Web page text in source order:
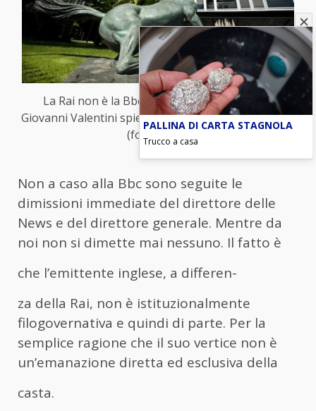
La Rai non è la Bbc, cantava Renzo Afbore e
Giovanni Valentini spiega perché – blitzquotidiano.it
(foto ANSA)
Non a caso alla Bbc sono seguite le
dimissioni immediate del direttore delle
News e del direttore generale. Mentre da
noi non si dimette mai nessuno. Il fatto è
che l’emittente inglese, a differen-
za della Rai, non è istituzionalmente
filogovernativa e quindi di parte. Per la
semplice ragione che il suo vertice non è
un’emanazione diretta ed esclusiva della
casta.
PALLINA DI CARTA STAGNOLA
Trucco a casa